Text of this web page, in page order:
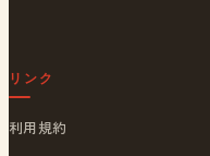
リンク
利用規約